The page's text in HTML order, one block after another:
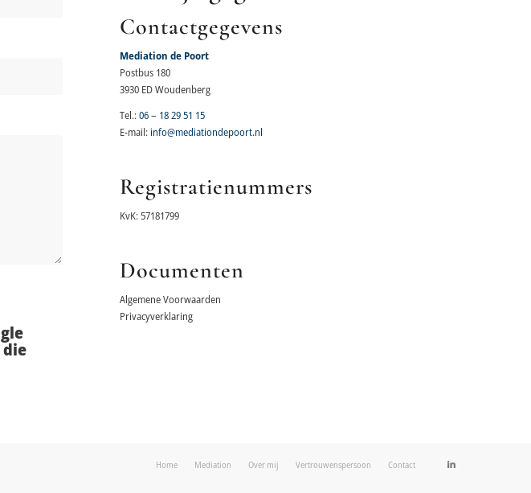
die
Contactgegevens
Mediation de Poort
Postbus 180
3930 ED Woudenberg
Tel.:06 – 18 29 51 15
E-mail: info@mediationdepoort.nl
Registratienummers
KvK: 57181799
Documenten
Algemene Voorwaarden
Privacyverklaring
Home Mediation Over mij Vertrouwenspersoon Contact